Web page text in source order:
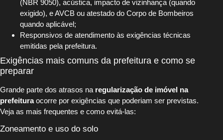
(NBR 9050), acústica, impacto de vizinhança (quando
exigido), e AVCB ou atestado do Corpo de Bombeiros
quando aplicável;
Responsivos de atendimento às exigências técnicas
emitidas pela prefeitura.
Exigências mais comuns da prefeitura e como se
preparar
Grande parte dos atrasos na regularização de imóvel na
prefeituraocorre por exigências que poderiam ser previstas.
Veja as mais frequentes e como evitá-las:
Zoneamento e uso do solo